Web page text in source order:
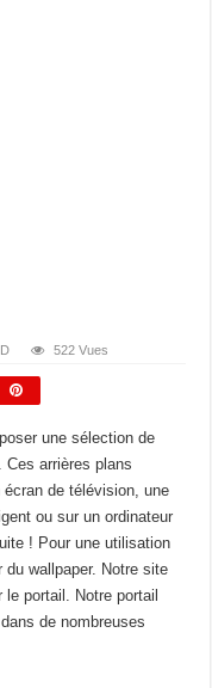
522 Vues
une sélection de
Ces arrières plans
de télévision, une
ou sur un ordinateur
! Pour une utilisation
du wallpaper. Notre site
le portail. Notre portail
de nombreuses